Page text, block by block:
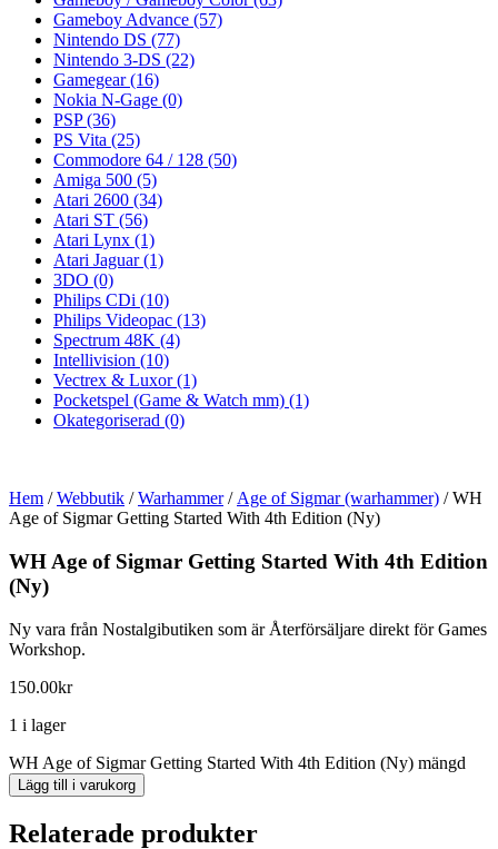
Gameboy Advance (57)
Nintendo DS (77)
Nintendo 3-DS (22)
Gamegear(16)
Nokia N-Gage (0)
PSP(36)
PS Vita (25)
Commodore 64 / 128 (50)
Amiga 500 (5)
Atari 2600 (34)
Atari ST (56)
Atari Lynx (1)
Atari Jaguar(1)
3DO (0)
Philips CDi (10)
Philips Videopac (13)
Spectrum 48K (4)
Intellivision (10)
Vectrex & Luxor(1)
Pocketspel (Game & Watch mm) (1)
Okategoriserad (0)
Hem /Webbutik /Warhammer/ Age of Sigmar (warhammer) / WH
Age of Sigmar Getting Started With 4th Edition (Ny)
WH Age of Sigmar Getting Started With 4th Edition
(Ny)
Ny vara från Nostalgibutiken som är Återförsäljare direkt för Games
Workshop.
150.00kr
1 i lager
WH Age of Sigmar Getting Started With 4th Edition (Ny) mängd
Lägg till i varukorg
Relaterade produkter